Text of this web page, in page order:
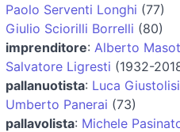
Paolo Serventi Longhi (77)
Giulio Sciorilli Borrelli (80)
imprenditore: Alberto
Salvatore Ligresti (1932-
pallanuotista: Luca Giustolisi
Umberto Panerai (73)
pallavolista: Michele